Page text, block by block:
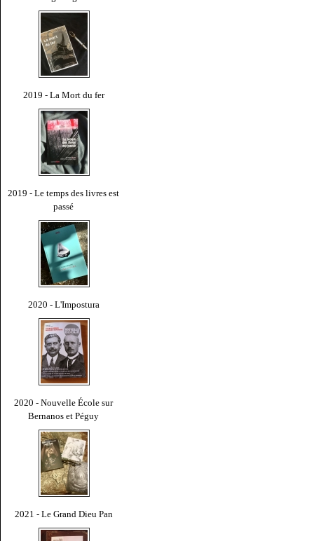
2019 - La Mort du fer
2019 - Le temps des livres est
passé
2020 - L'Impostura
2020 - Nouvelle École sur
Bernanos et Péguy
2021 - Le Grand Dieu Pan